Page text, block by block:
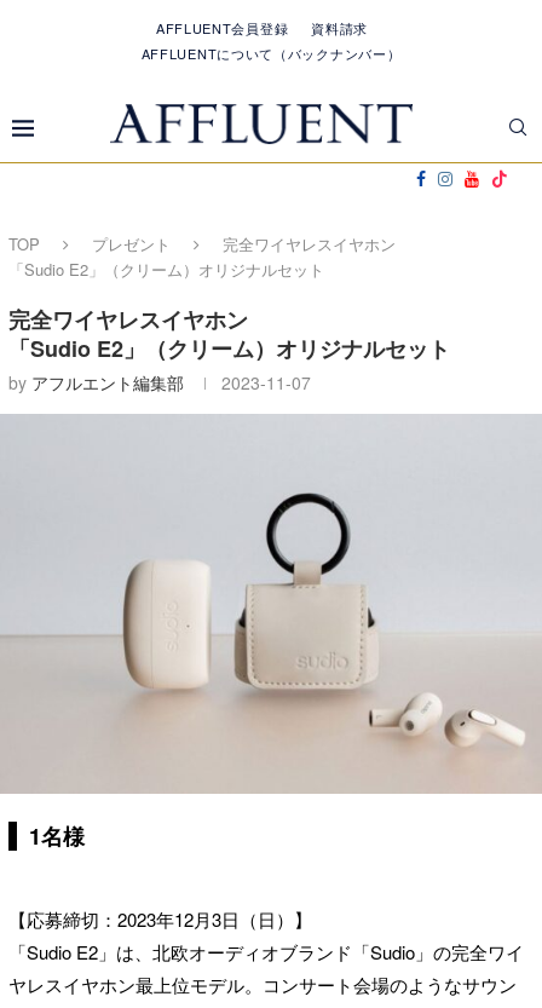
AFFLUENT会員登録
資料請求
AFFLUENTについて（バックナンバー）
TOP プレゼント
完全ワイヤレスイヤホン
「Sudio E2」（クリーム）オリジナルセット
完全ワイヤレスイヤホン
「Sudio E2」（クリーム）オリジナルセット
by アフルエント編集部 2023-11-07
1名様
【応募締切：2023年12月3日（日）】
「Sudio E2」は、北欧オーディオブランド「Sudio」の完全ワイ
ヤレスイヤホン最上位モデル。コンサート会場のようなサウン